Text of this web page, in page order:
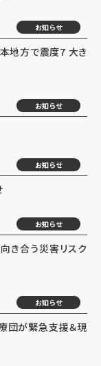
お知らせ
地方で震度7 大き
お知らせ
お知らせ
お知らせ
き合う災害リスク
お知らせ
団が緊急支援＆現